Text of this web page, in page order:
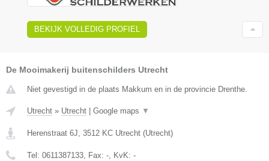
BEKIJK VOLLEDIG PROFIEL
De Mooimakerij buitenschilders Utrecht
Niet gevestigd in de plaats Makkum en in de provincie Drenthe.
Utrecht » Utrecht Google maps ▼
Herenstraat 6J, 3512 KC Utrecht (Utrecht)
Tel: 0611387133, Fax: -, KvK: -